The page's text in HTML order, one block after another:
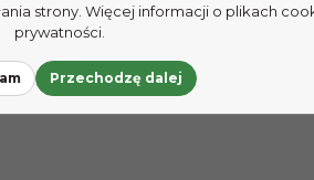
strony. Więcej informacji o plikach
prywatności.
Przechodzę dalej